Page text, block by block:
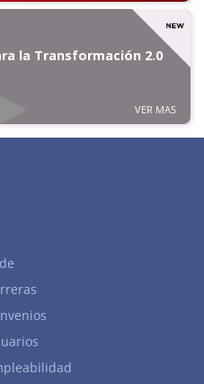
la Transformación 2.0
VER MAS